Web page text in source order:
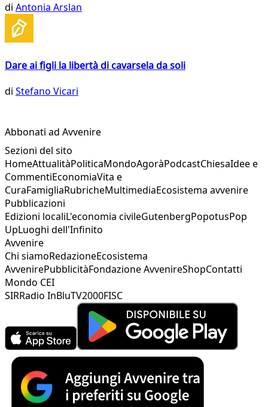
di Antonia Arslan
Dare ai figli la libertà di cavarsela da soli
di Stefano Vicari
Abbonati ad Avvenire
Sezioni del sito
HomeAttualitàPoliticaMondoAgoràPodcastChiesaIdee e
CommentiEconomiaVita e
CuraFamigliaRubricheMultimediaEcosistema avvenire
Pubblicazioni
Edizioni localiL'economia civileGutenbergPopotusPop
UpLuoghi dell'Infinito
Avvenire
Chi siamoRedazioneEcosistema
AvvenirePubblicitàFondazione AvvenireShopContatti
Mondo CEI
SIRRadio InBluTV2000FISC